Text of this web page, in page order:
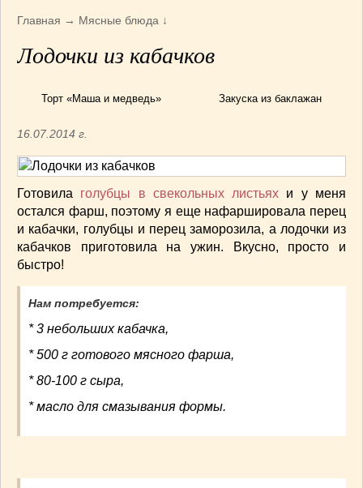
Армянская
(4)
Грузинская(10)
Ирландские блюда(6)
Корейская
Марокканская(15)
Узбекская
(14)
Швейцарская (6)
ПЕРВЫЕ БЛЮДА(56)
ПОСТНЫЕ БЛЮДА
САЛАТИКИ(132)
Мясные(33)
Овощные(52)
Рыбные(18)
Блинчики(13)
Печенье(22)
Пирожные(13)
Главная → Мясные блюда ↓
Лодочки из кабачков
Торт «Маша и медведь» Закуска из баклажан
16.07.2014 г.
Готовила голубцы в свекольных листьях и у меня
остался фарш, поэтому я еще нафаршировала перец
и кабачки, голубцы и перец заморозила, а лодочки из
кабачков приготовила на ужин. Вкусно, просто и
быстро!
Нам потребуется:
* 3 небольших кабачка,
* 500 г готового мясного фарша,
* 80-100 г сыра,
* масло для смазывания формы.